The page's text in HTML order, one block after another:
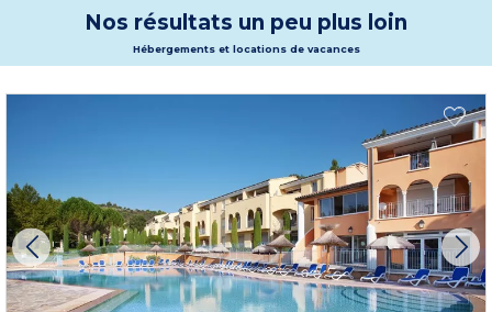
Nos résultats un peu plus loin
Hébergements et locations de vacances